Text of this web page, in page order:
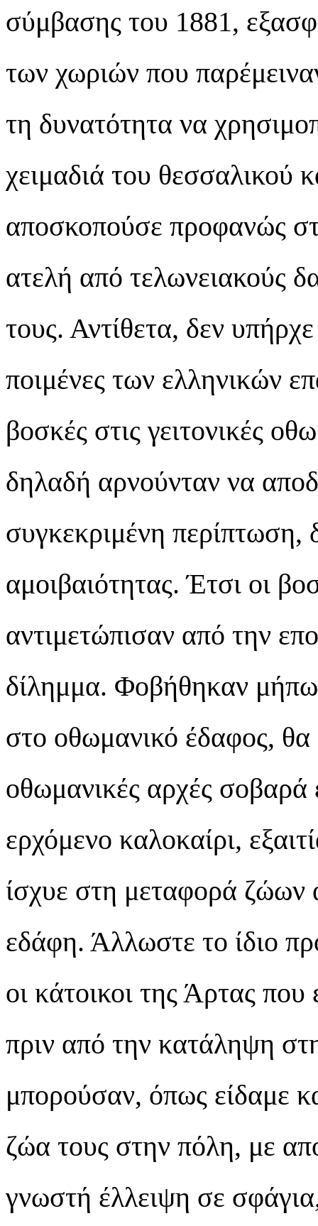
σύμβασης του 1881,
των χωριών που
τη δυνατότητα να
χειμαδιά του θεσσαλικού
αποσκοπούσε προφανώς
ατελή από τελωνειακούς
τους. Αντίθετα, δεν
ποιμένες των ελληνικών
βοσκές στις γειτονικές
δηλαδή αρνούνταν να
συγκεκριμένη περίπτωση,
αμοιβαιότητας. Έτσι οι
αντιμετώπισαν από την
δίλημμα. Φοβήθηκαν
στο οθωμανικό έδαφος, θα
οθωμανικές αρχές σοβαρά
ερχόμενο καλοκαίρι,
ίσχυε στη μεταφορά ζώων
εδάφη. Άλλωστε το ίδιο
οι κάτοικοι της Άρτας που
πριν από την κατάληψη
μπορούσαν, όπως είδαμε
ζώα τους στην πόλη, με
γνωστή έλλειψη σε